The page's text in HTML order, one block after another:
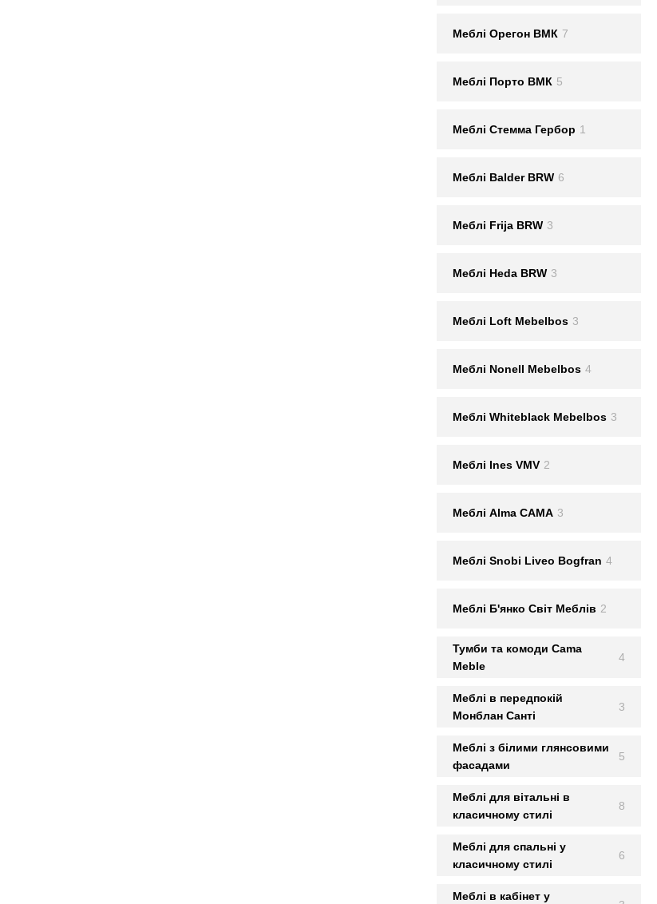
Меблi Орегон ВМК 7
Меблi Порто ВМК 5
Меблi Стемма Гербор 1
Меблі Balder BRW 6
Меблі Frija BRW 3
Меблі Heda BRW 3
Меблі Loft Mebelbos 3
Меблі Nonell Mebelbos 4
Меблі Whiteblack Mebelbos 3
Меблi Ines VMV 2
Меблі Alma CAMA 3
Меблi Snobi Liveo Bogfran 4
Меблi Б'янко Світ Меблів 2
Тумби та комоди Cama
Meble
4
Меблі в передпокій
Монблан Сантi
3
Меблі з білими глянсовими
фасадами
5
Меблі для вітальні в
класичному стилі
8
Меблі для спальні у
класичному стилі
6
Меблі в кабінет у